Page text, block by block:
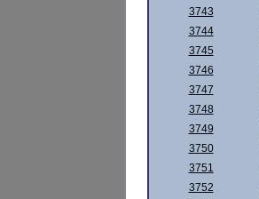
3743
3744
3745
3746
3747
3748
3749
3750
3751
3752